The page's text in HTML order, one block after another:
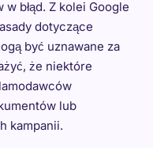
błąd. Z kolei Google
dotyczące
być uznawane za
że niektóre
lub
kampanii.